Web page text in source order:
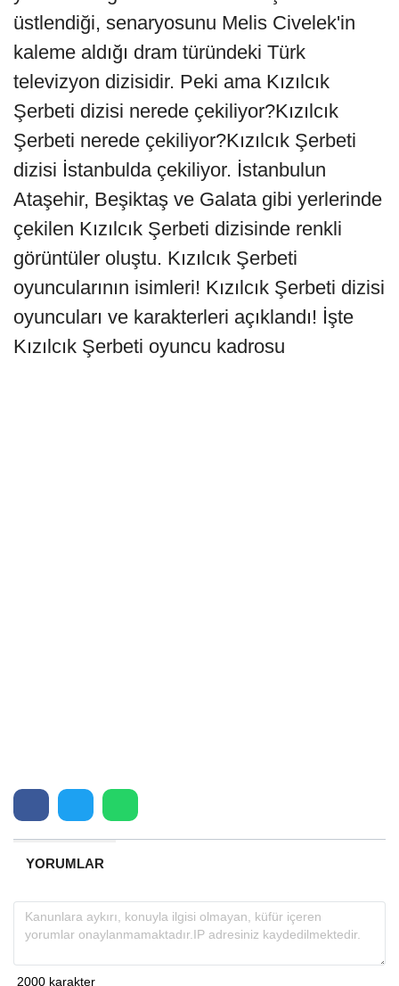
üstlendiği, senaryosunu Melis Civelek'in
kaleme aldığı dram türündeki Türk
televizyon dizisidir. Peki ama Kızılcık
Şerbeti dizisi nerede çekiliyor?Kızılcık
Şerbeti nerede çekiliyor?Kızılcık Şerbeti
dizisi İstanbulda çekiliyor. İstanbulun
Ataşehir, Beşiktaş ve Galata gibi yerlerinde
çekilen Kızılcık Şerbeti dizisinde renkli
görüntüler oluştu. Kızılcık Şerbeti
oyuncularının isimleri! Kızılcık Şerbeti dizisi
oyuncuları ve karakterleri açıklandı! İşte
Kızılcık Şerbeti oyuncu kadrosu
YORUMLAR